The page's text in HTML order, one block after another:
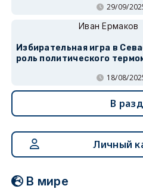
29/09/
Иван Ермаков
Избирательная игра в
роль политического
18/08/
В
Личный
В мире